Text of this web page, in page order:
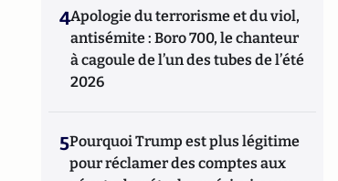
4Apologie du terrorisme et du viol,
antisémite : Boro 700, le chanteur
à cagoule de l’un des tubes de l’été
2026
5Pourquoi Trump est plus légitime
pour réclamer des comptes aux